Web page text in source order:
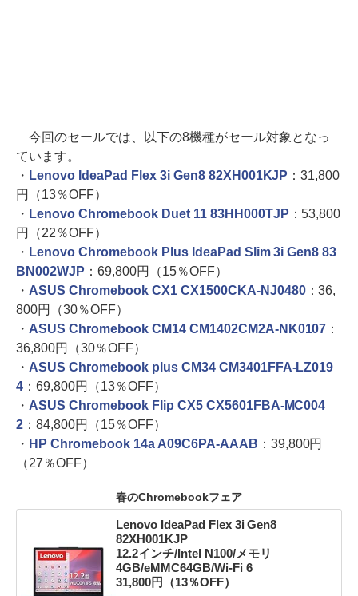
今回のセールでは、以下の8機種がセール対象となっ
ています。
・ Lenovo IdeaPad Flex 3i Gen8 82XH001KJP ：31,800
円（13％OFF）
・ Lenovo Chromebook Duet 11 83HH000TJP ：53,800
円（22％OFF）
・ Lenovo Chromebook Plus IdeaPad Slim 3i Gen8 83
BN002WJP ：69,800円（15％OFF）
・ ASUS Chromebook CX1 CX1500CKA-NJ0480：36,
800円（30％OFF）
・ ASUS Chromebook CM14 CM1402CM2A-NK0107 ：
36,800円（30％OFF）
・ ASUS Chromebook plus CM34 CM3401FFA-LZ019
4 ：69,800円（13％OFF）
・ ASUS Chromebook Flip CX5 CX5601FBA-MC004
2 ：84,800円（15％OFF）
・ HP Chromebook 14a A09C6PA-AAAB ：39,800円
（27％OFF）
春のChromebookフェア
Lenovo IdeaPad Flex 3i Gen8
82XH001KJP
12.2インチ/Intel N100/メモリ
4GB/eMMC64GB/Wi-Fi 6
31,800円（13％OFF）